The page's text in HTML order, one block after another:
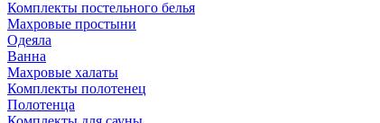
Комплекты постельного белья
Махровые простыни
Одеяла
Ванна
Махровые халаты
Комплекты полотенец
Полотенца